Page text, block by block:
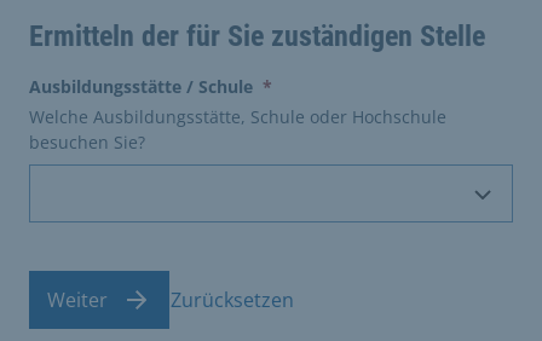
Ermitteln der für Sie zuständigen Stelle
Ausbildungsstätte / Schule *
Welche Ausbildungsstätte, Schule oder Hochschule
besuchen Sie?
Weiter Zurücksetzen